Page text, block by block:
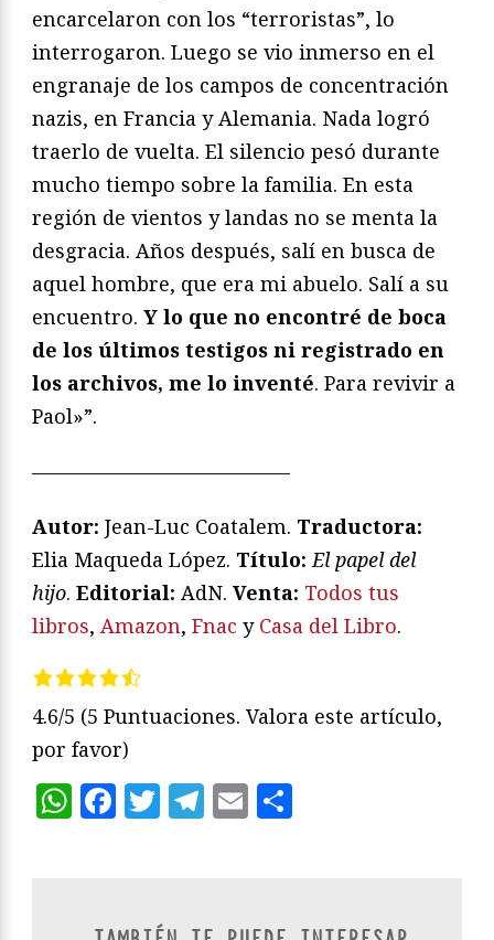
encarcelaron con los “terroristas”, lo
interrogaron. Luego se vio inmerso en el
engranaje de los campos de concentración
nazis, en Francia y Alemania. Nada logró
traerlo de vuelta. El silencio pesó durante
mucho tiempo sobre la familia. En esta
región de vientos y landas no se menta la
desgracia. Años después, salí en busca de
aquel hombre, que era mi abuelo. Salí a su
encuentro. Y lo que no encontré de boca
de los últimos testigos ni registrado en
los archivos, me lo inventé. Para revivir a
Paol»”.
—————————————
Autor: Jean-Luc Coatalem. Traductora:
Elia Maqueda López. Título: El papel del
hijo. Editorial: AdN. Venta: Todos tus
libros, Amazon, Fnac y Casa del Libro.
4.6/5 (5 Puntuaciones. Valora este artículo,
por favor)
WhatsApp
Facebook
Twitter
Telegram
Email